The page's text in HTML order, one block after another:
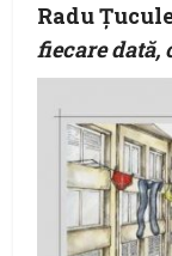
Radu
fiecare dată,